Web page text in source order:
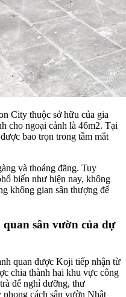
City thuộc sở hữu của gia
cho ngoại cảnh là 46m2. Tại
bao trọn trong tầm mắt
và thoáng đãng. Tuy
biến như hiện nay, không
không gian sân thượng để
sân vườn của dự
quan được Koji tiếp nhận từ
chia thành hai khu vực công
để nghỉ dưỡng, thư
cách sân vườn Nhật